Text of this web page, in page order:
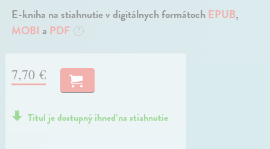
E-kniha na stiahnutie v digitálnych formátoch EPUB,
MOBI a PDF ?
7,70 €
Titul je dostupný ihneď na stiahnutie